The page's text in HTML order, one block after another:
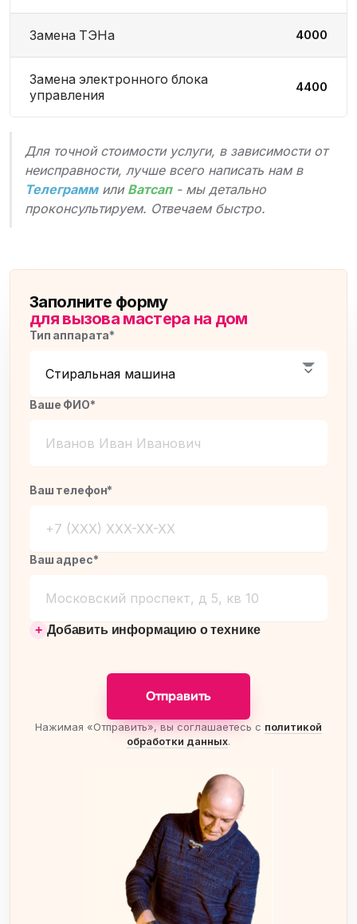
Замена ТЭНа 4000
Замена электронного блока
управления
4400
Для точной стоимости услуги, в зависимости от
неисправности, лучше всего написать нам в
Телеграмм или Ватсап- мы детально
проконсультируем. Отвечаем быстро.
Заполните форму
для вызова мастера на дом
Тип аппарата*
Ваше ФИО*
Ваш телефон*
Ваш адрес*
Добавить информацию о технике
Отправить
Нажимая «Отправить», вы соглашаетесь с политикой
обработки данных.